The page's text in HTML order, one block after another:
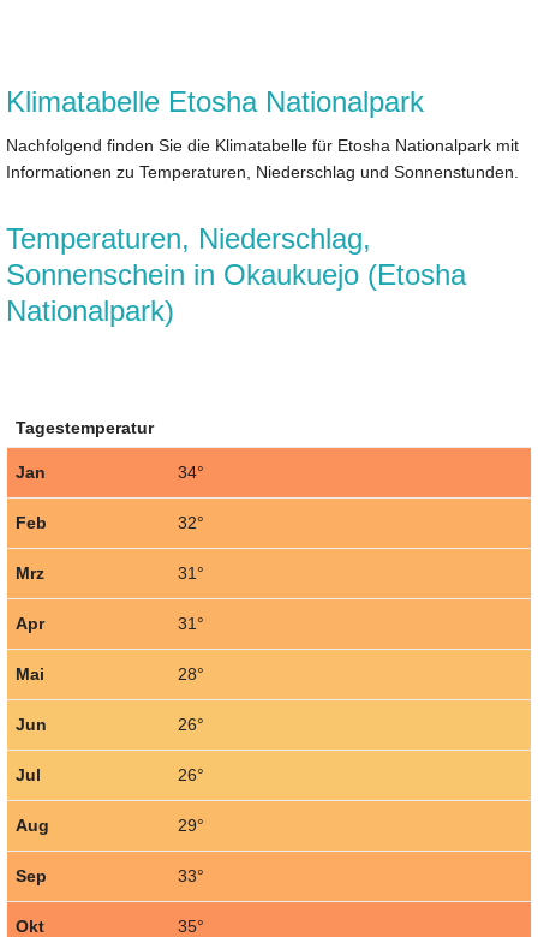
Klimatabelle Etosha Nationalpark
Nachfolgend finden Sie die Klimatabelle für Etosha Nationalpark mit
Informationen zu Temperaturen, Niederschlag und Sonnenstunden.
Temperaturen, Niederschlag,
Sonnenschein in Okaukuejo (Etosha
Nationalpark)
Tagestemperatur
Jan 34°
Feb 32°
Mrz 31°
Apr 31°
Mai 28°
Jun 26°
Jul 26°
Aug 29°
Sep 33°
Okt 35°